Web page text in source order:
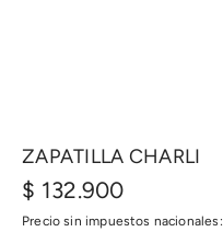
ZAPATILLA CHARLI
$ 132.900
Precio sin impuestos nacionales: